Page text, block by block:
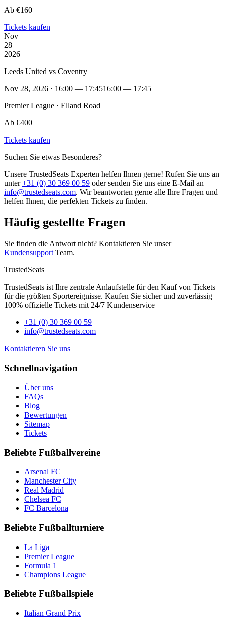
Ab €160
Tickets kaufen
Nov
28
2026
Leeds United vs Coventry
Nov 28, 2026 · 16:00 — 17:4516:00 — 17:45
Premier League · Elland Road
Ab €400
Tickets kaufen
Suchen Sie etwas Besonderes?
Unsere TrustedSeats Experten helfen Ihnen gerne! Rufen Sie uns an
unter+31 (0) 30 369 00 59 oder senden Sie uns eine E-Mail an
info@trustedseats.com. Wir beantworten gerne alle Ihre Fragen und
helfen Ihnen, die perfekten Tickets zu finden.
Häufig gestellte Fragen
Sie finden die Antwort nicht? Kontaktieren Sie unser
Kundensupport Team.
TrustedSeats
TrustedSeats ist Ihre zentrale Anlaufstelle für den Kauf von Tickets
für die größten Sportereignisse. Kaufen Sie sicher und zuverlässig
100% offizielle Tickets mit 24/7 Kundenservice
+31 (0) 30 369 00 59
info@trustedseats.com
Kontaktieren Sie uns
Schnellnavigation
Über uns
FAQs
Blog
Bewertungen
Sitemap
Tickets
Beliebte Fußballvereine
Arsenal FC
Manchester City
Real Madrid
Chelsea FC
FC Barcelona
Beliebte Fußballturniere
La Liga
Premier League
Formula 1
Champions League
Beliebte Fußballspiele
Italian Grand Prix